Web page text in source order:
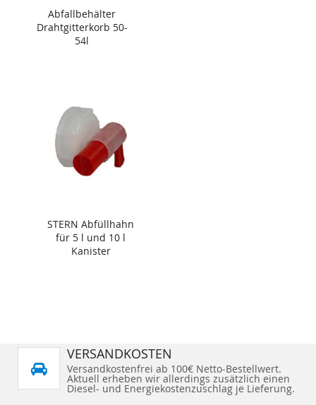
Abfallbehälter
Drahtgitterkorb 50-
54l
STERN Abfüllhahn
für 5 l und 10 l
Kanister
VERSANDKOSTEN
Versandkostenfrei ab 100€ Netto-Bestellwert.
Aktuell erheben wir allerdings zusätzlich einen
Diesel- und Energiekostenzuschlag je Lieferung.